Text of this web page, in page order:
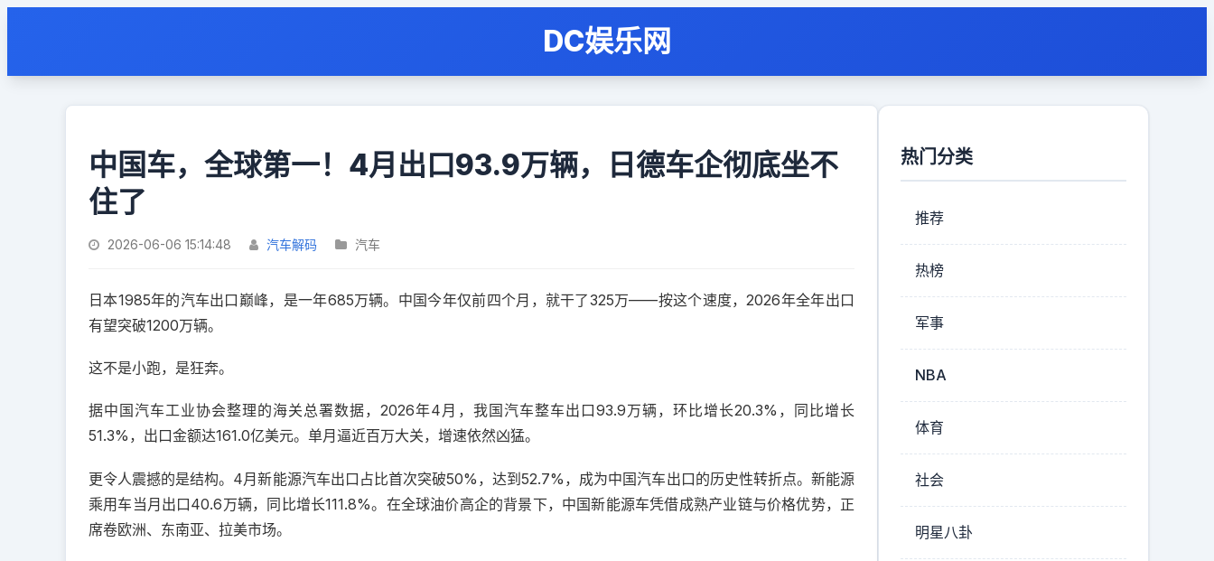
DC娱乐网
中国车，全球第一！4月出口93.9万辆，日德车企彻底坐不
住了
2026-06-06 15:14:48 汽车解码 汽车
日本1985年的汽车出口巅峰，是一年685万辆。中国今年仅前四个月，就干了325万——按这个速度，2026年全年出口
有望突破1200万辆。
这不是小跑，是狂奔。
据中国汽车工业协会整理的海关总署数据，2026年4月，我国汽车整车出口93.9万辆，环比增长20.3%，同比增长
51.3%，出口金额达161.0亿美元。单月逼近百万大关，增速依然凶猛。
更令人震撼的是结构。4月新能源汽车出口占比首次突破50%，达到52.7%，成为中国汽车出口的历史性转折点。新能源
乘用车当月出口40.6万辆，同比增长111.8%。在全球油价高企的背景下，中国新能源车凭借成熟产业链与价格优势，正
席卷欧洲、东南亚、拉美市场。
热门分类
推荐
热榜
军事
NBA
体育
社会
明星八卦